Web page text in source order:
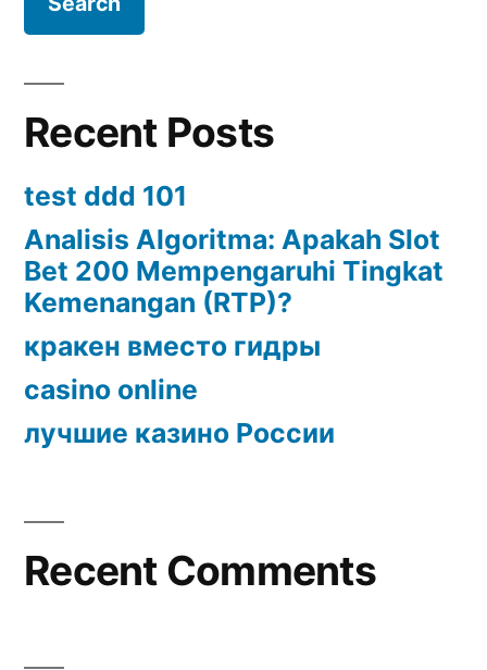
Recent Posts
test ddd 101
Analisis Algoritma: Apakah Slot
Bet 200 Mempengaruhi Tingkat
Kemenangan (RTP)?
кракен вместо гидры
casino online
лучшие казино России
Recent Comments